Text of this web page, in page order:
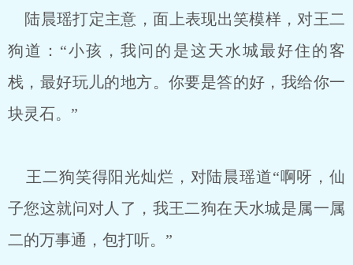
陆晨瑶打定主意，面上表现出笑模样，对王二
狗道：“小孩，我问的是这天水城最好住的客
栈，最好玩儿的地方。你要是答的好，我给你一
块灵石。”
王二狗笑得阳光灿烂，对陆晨瑶道“啊呀，仙
子您这就问对人了，我王二狗在天水城是属一属
二的万事通，包打听。”